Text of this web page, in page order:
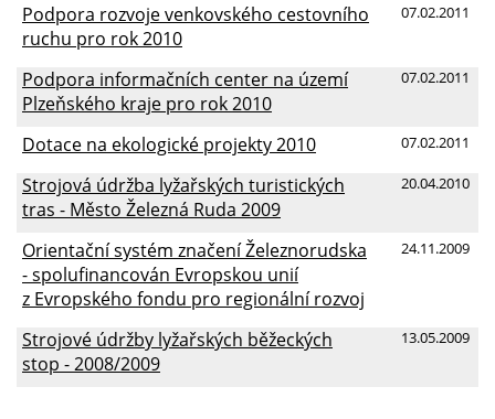
07.02.2011
Podpora rozvoje venkovského cestovního
ruchu pro rok 2010
07.02.2011
Podpora informačních center na území
Plzeňského kraje pro rok 2010
07.02.2011
Dotace na ekologické projekty 2010
20.04.2010
Strojová údržba lyžařských turistických
tras - Město Železná Ruda 2009
24.11.2009
Orientační systém značení Železnorudska
- spolufinancován Evropskou unií
z Evropského fondu pro regionální rozvoj
13.05.2009
Strojové údržby lyžařských běžeckých
stop - 2008/2009